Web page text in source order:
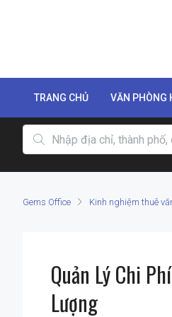
TRANG CHỦ VĂN PHÒNG
Gems Office Kinh nghiệm thuê
Quản Lý Chi
Lượng